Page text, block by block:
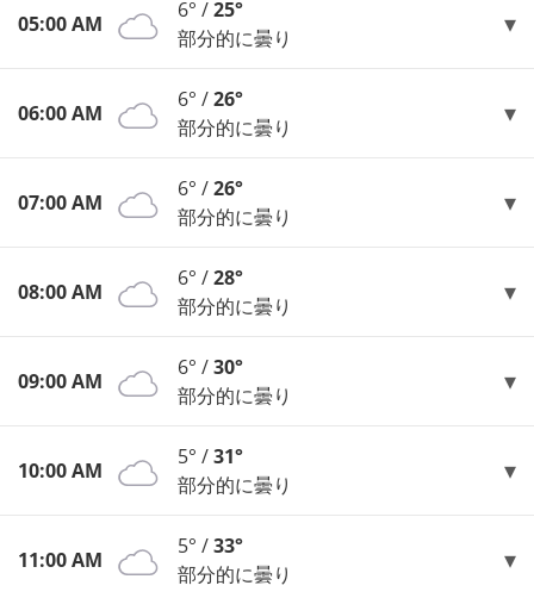
05:00 AM
6° /25°
部分的に曇り
06:00 AM
6° /26°
部分的に曇り
07:00 AM
6° /26°
部分的に曇り
08:00 AM
6° /28°
部分的に曇り
09:00 AM
6° /30°
部分的に曇り
10:00 AM
5° /31°
部分的に曇り
11:00 AM
5° /33°
部分的に曇り